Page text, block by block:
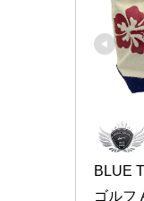
BLUE
ゴルフ